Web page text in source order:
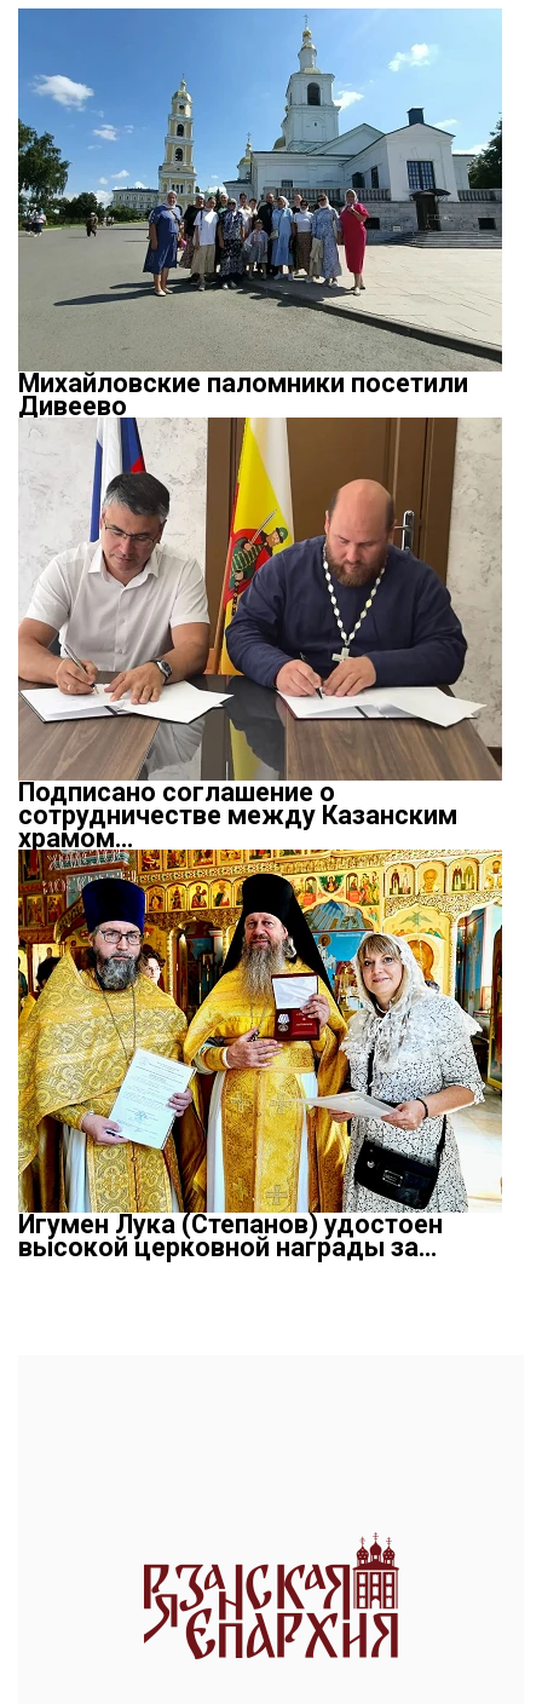
Михайловские паломники посетили
Дивеево
Подписано соглашение о
сотрудничестве между Казанским
храмом…
Игумен Лука (Степанов) удостоен
высокой церковной награды за…